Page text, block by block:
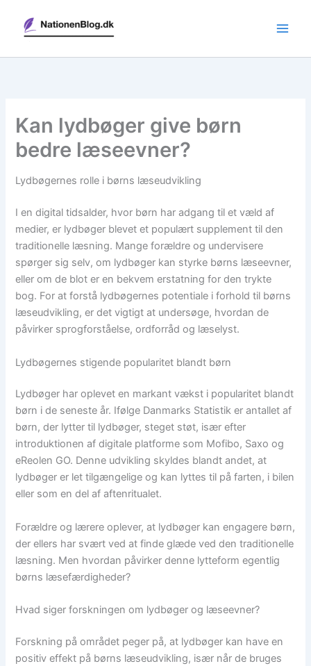
indholdet
Kan lydbøger give børn
bedre læseevner?
Lydbøgernes rolle i børns læseudvikling
I en digital tidsalder, hvor børn har adgang til et væld af
medier, er lydbøger blevet et populært supplement til den
traditionelle læsning. Mange forældre og undervisere
spørger sig selv, om lydbøger kan styrke børns læseevner,
eller om de blot er en bekvem erstatning for den trykte
bog. For at forstå lydbøgernes potentiale i forhold til børns
læseudvikling, er det vigtigt at undersøge, hvordan de
påvirker sprogforståelse, ordforråd og læselyst.
Lydbøgernes stigende popularitet blandt børn
Lydbøger har oplevet en markant vækst i popularitet blandt
børn i de seneste år. Ifølge Danmarks Statistik er antallet af
børn, der lytter til lydbøger, steget støt, især efter
introduktionen af digitale platforme som Mofibo, Saxo og
eReolen GO. Denne udvikling skyldes blandt andet, at
lydbøger er let tilgængelige og kan lyttes til på farten, i bilen
eller som en del af aftenritualet.
Forældre og lærere oplever, at lydbøger kan engagere børn,
der ellers har svært ved at finde glæde ved den traditionelle
læsning. Men hvordan påvirker denne lytteform egentlig
børns læsefærdigheder?
Hvad siger forskningen om lydbøger og læseevner?
Forskning på området peger på, at lydbøger kan have en
positiv effekt på børns læseudvikling, især når de bruges